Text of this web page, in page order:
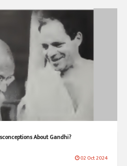
About Gandhi?
02 Oct 2024